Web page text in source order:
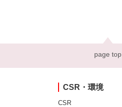
page top
CSR・環境
CSR